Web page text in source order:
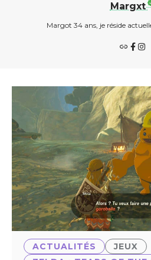
Margxt
Margot 34 ans, je réside
ACTUALITÉS
JEUX